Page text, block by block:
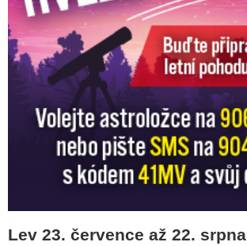
Lev 23. července až 22. srpna